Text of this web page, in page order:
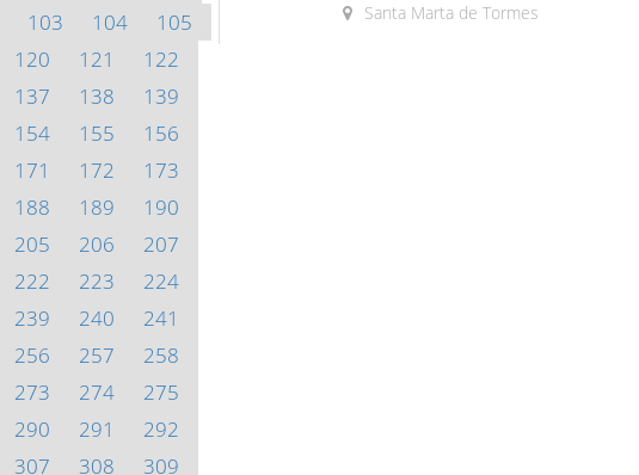
103 104
105
120 121
122
137 138
139
154 155
156
171 172
173
188 189
190
205 206
207
222 223
224
239 240
241
256 257
258
273 274
275
290 291
292
307 308 309
Santa Marta de Tormes